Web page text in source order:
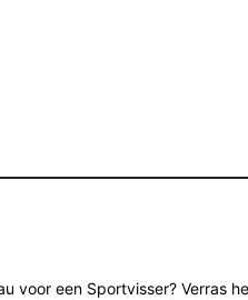
voor een Sportvisser? Verras